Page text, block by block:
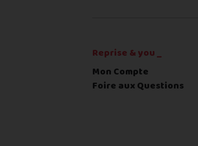
Code postal
Pays*
Reprise & you _
Mon Compte
Foire aux Questions